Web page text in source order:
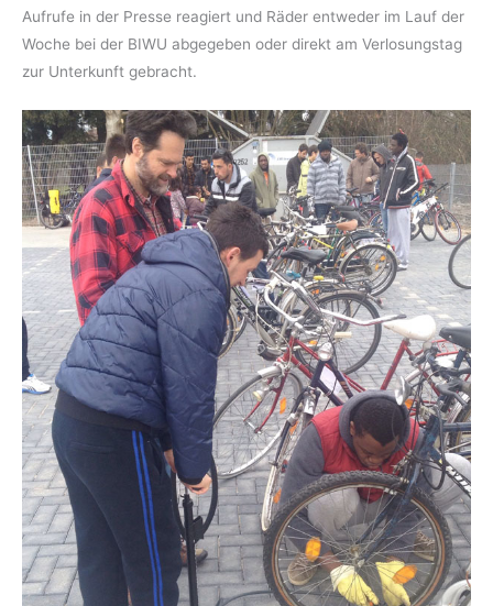
Aufrufe in der Presse reagiert und Räder entweder im Lauf der
Woche bei der BIWU abgegeben oder direkt am Verlosungstag
zur Unterkunft gebracht.